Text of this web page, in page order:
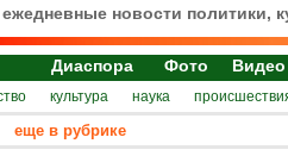
ежедневные новости политики,
Диаспора Фото Видео
культура наука
еще в рубрике